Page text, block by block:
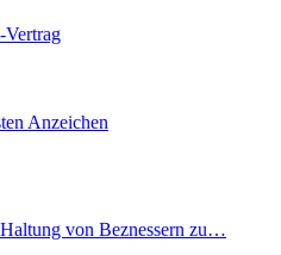
Anzeichen
von Beznessern zu…